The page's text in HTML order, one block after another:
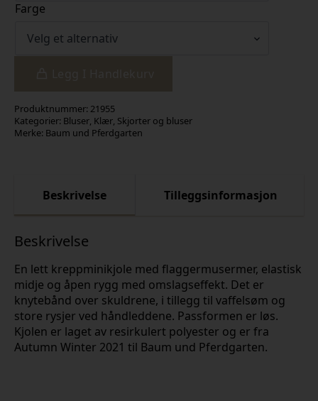
Farge
Produktnummer: 21955
Kategorier: Bluser, Klær, Skjorter og bluser
Merke: Baum und Pferdgarten
Beskrivelse Tilleggsinformasjon
Beskrivelse
En lett kreppminikjole med flaggermusermer, elastisk
midje og åpen rygg med omslagseffekt. Det er
knytebånd over skuldrene, i tillegg til vaffelsøm og
store rysjer ved håndleddene. Passformen er løs.
Kjolen er laget av resirkulert polyester og er fra
Autumn Winter 2021 til Baum und Pferdgarten.